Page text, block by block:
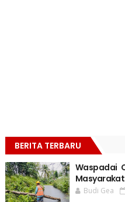
BERITA TERBARU
Waspadai
Budi Gea